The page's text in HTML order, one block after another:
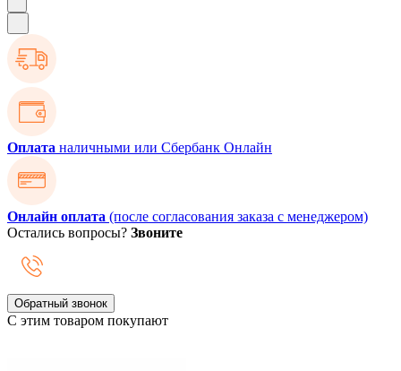
Оплата наличными или Сбербанк Онлайн
Онлайн оплата (после согласования заказа с менеджером)
Остались вопросы? Звоните
Обратный звонок
С этим товаром покупают